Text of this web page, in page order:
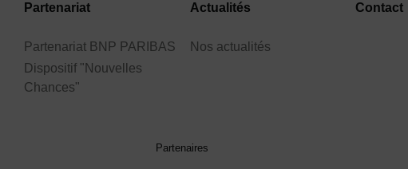
Partenariat
Partenariat BNP PARIBAS
Dispositif "Nouvelles
Chances"
Actualités
Nos actualités
Contact
Partenaires